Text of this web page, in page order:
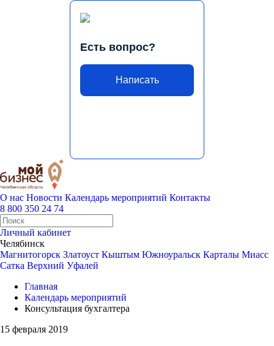
Есть вопрос?
Написать
О нас Новости Календарь мероприятий Контакты
8 800 350 24 74
Личный кабинет
Челябинск
Магнитогорск Златоуст Кыштым Южноуральск Карталы Миасс
Сатка Верхний Уфалей
Главная
Календарь мероприятий
Консультация бухгалтера
15 февраля 2019